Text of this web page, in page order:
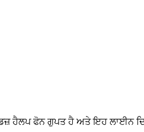
ਹੈਲਪ ਫੋਨ ਗੁਪਤ ਹੈ ਅਤੇ ਇਹ ਲਾਈਨ